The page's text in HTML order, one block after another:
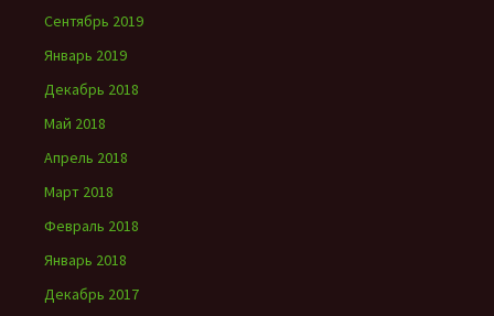
Сентябрь 2019
Январь 2019
Декабрь 2018
Май 2018
Апрель 2018
Март 2018
Февраль 2018
Январь 2018
Декабрь 2017